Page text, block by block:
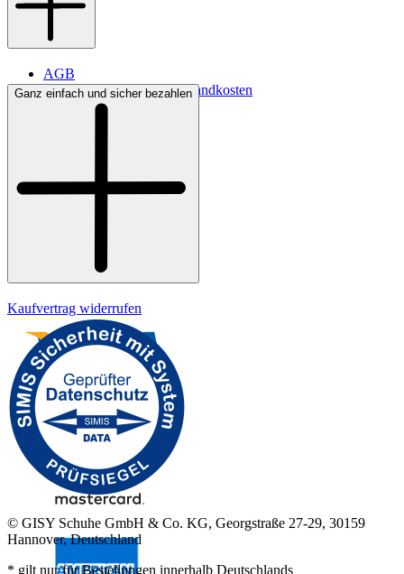
AGB
Lieferbedingungen & Versandkosten
Bezahlung
Ganz einfach und sicher bezahlen
Kaufvertrag widerrufen
© GISY Schuhe GmbH & Co. KG, Georgstraße 27-29, 30159
Hannover, Deutschland
* gilt nur für Bestellungen innerhalb Deutschlands